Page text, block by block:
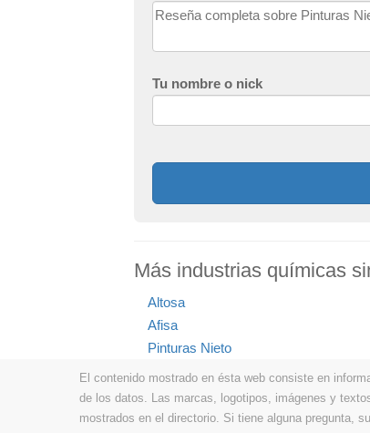
Tu nombre o nick
Más industrias químicas
Altosa
Afisa
Pinturas Nieto
El contenido mostrado en ésta web consiste en
de los datos. Las marcas, logotipos, imágenes y
mostrados en el directorio. Si tiene alguna pregunta,